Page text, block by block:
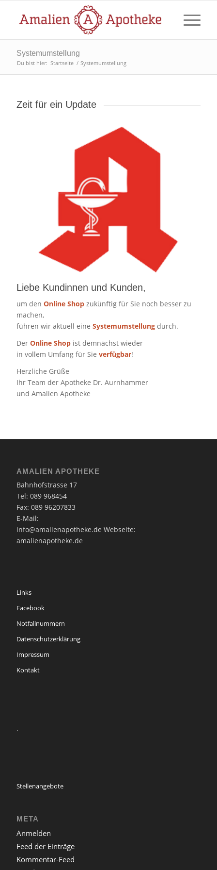
Systemumstellung
Du bist hier: Startseite / Systemumstellung
Zeit für ein Update
Liebe Kundinnen und Kunden,
um den Online Shopzukünftig für Sie noch besser zu
machen,
führen wir aktuell eine Systemumstellungdurch.
Der Online Shopist demnächst wieder
in vollem Umfang für Sie verfügbar!
Herzliche Grüße
Ihr Team der Apotheke Dr. Aurnhammer
und Amalien Apotheke
AMALIEN APOTHEKE
Bahnhofstrasse 17
Tel: 089 968454
Fax: 089 96207833
E-Mail:
info@amalienapotheke.de Webseite:
amalienapotheke.de
Links
Facebook
Notfallnummern
Datenschutzerklärung
Impressum
Kontakt
.
Stellenangebote
META
Anmelden
Feed der Einträge
Kommentar-Feed